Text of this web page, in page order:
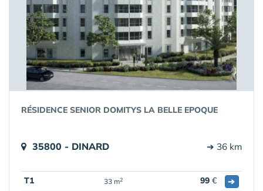
RÉSIDENCE SENIOR DOMITYS LA BELLE EPOQUE
35800 - DINARD ➔ 36 km
T1 33 m2 99 € ➔